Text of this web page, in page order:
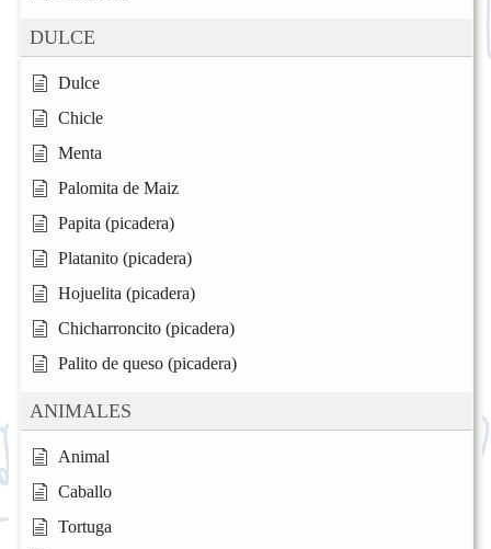
DULCE
Dulce
Chicle
Menta
Palomita de Maiz
Papita (picadera)
Platanito (picadera)
Hojuelita (picadera)
Chicharroncito (picadera)
Palito de queso (picadera)
ANIMALES
Animal
Caballo
Tortuga